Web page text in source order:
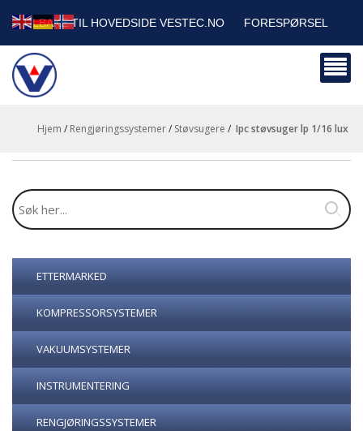
TILBAKE TIL HOVEDSIDE VESTEC.NO FORESPØRSEL
HANDLEVOGN
BEDRIFTSKUNDER
Hjem / Rengjøringssystemer/ Støvsugere / ipc støvsuger lp 1/16 lux
ETTERMARKED
KOMPRESSORSYSTEMER
VAKUUMSYSTEMER
INSTRUMENTERING
RENGJØRINGSSYSTEMER